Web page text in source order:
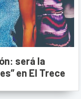
será la
en El Trece